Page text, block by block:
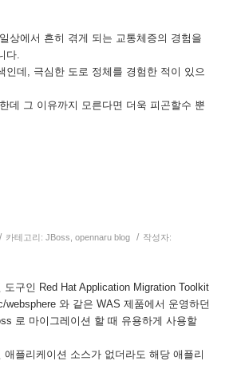
상에서 흔히 겪게 되는 교통체증의 경험을
다.
인데, 극심한 도로 정체를 경험한 적이 있으
데 그 이유까지 모른다면 더욱 피곤할수 뿐
/ 카테고리: JBoss opennaru blog / 작성자:
구인 Red Hat Application Migration Toolkit
websphere 와 같은 WAS 제품에서 운영하던
로 마이그레이션 할 때 유용하게 사용할
애플리케이션 소스가 없더라도 해당 애플리